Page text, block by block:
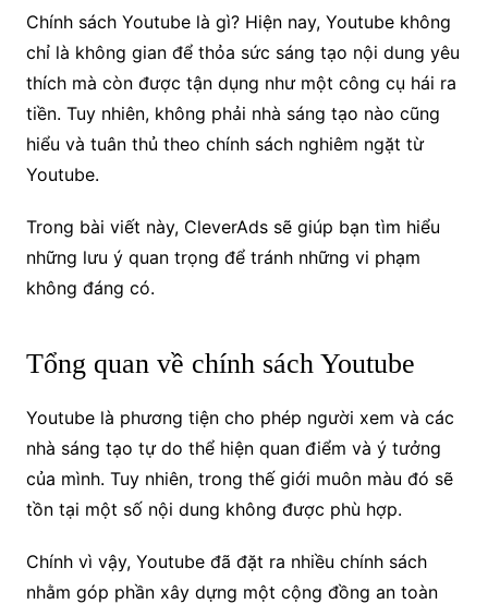
Chính sách Youtube là gì? Hiện nay, Youtube không
chỉ là không gian để thỏa sức sáng tạo nội dung yêu
thích mà còn được tận dụng như một công cụ hái ra
tiền. Tuy nhiên, không phải nhà sáng tạo nào cũng
hiểu và tuân thủ theo chính sách nghiêm ngặt từ
Youtube.
Trong bài viết này, CleverAds sẽ giúp bạn tìm hiểu
những lưu ý quan trọng để tránh những vi phạm
không đáng có.
Tổng quan về chính sách Youtube
Youtube là phương tiện cho phép người xem và các
nhà sáng tạo tự do thể hiện quan điểm và ý tưởng
của mình. Tuy nhiên, trong thế giới muôn màu đó sẽ
tồn tại một số nội dung không được phù hợp.
Chính vì vậy, Youtube đã đặt ra nhiều chính sách
nhằm góp phần xây dựng một cộng đồng an toàn